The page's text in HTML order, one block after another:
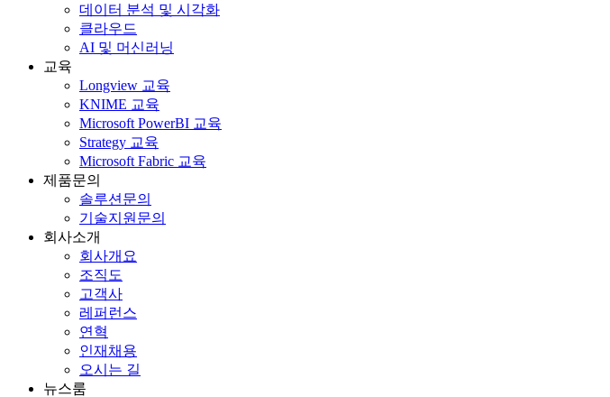
데이터 분석 및 시각화
클라우드
AI 및 머신러닝
교육
Longview 교육
KNIME 교육
Microsoft PowerBI 교육
Strategy 교육
Microsoft Fabric 교육
제품문의
솔루션문의
기술지원문의
회사소개
회사개요
조직도
고객사
레퍼런스
연혁
인재채용
오시는 길
뉴스룸